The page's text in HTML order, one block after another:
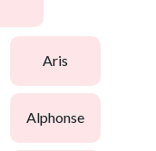
aris
alphonse